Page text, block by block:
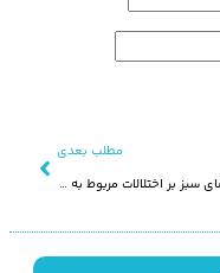
مطلب بعدی
تاثیر فضای سبز بر اختلالات مربوط به کمبود توجه (ADD) در کودکان